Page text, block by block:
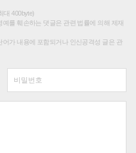
대 400byte)
를 훼손하는 댓글은 관련 법률에 의해 제재
가 내용에 포함되거나 인신공격성 글은 관